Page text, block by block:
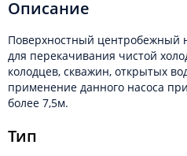
Описание
Поверхностный центробежный
для перекачивания чистой
колодцев, скважин, открытых
применение данного насоса
более 7,5м.
Тип